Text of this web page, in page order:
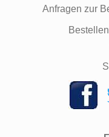
Anfragen zur